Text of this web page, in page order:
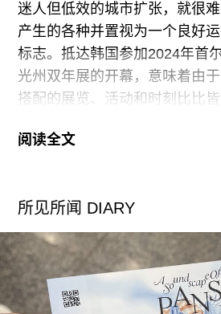
迷人但低效的城市扩张，就很
产生的各种并置视为一个良好
标志。抵达韩国参加2024年首
光州双年展的开幕，意味着由
搭配的展览、活动和时刻比比
式。即使是博物馆和画廊的内部
潮湿和炎热，空调似乎总是 不
通风口，这也决定了我选择哪
赏。此外，这座城市似乎一直
滞的时间很长，尤其是在靠近
阅读全文
所见所闻 DIARY